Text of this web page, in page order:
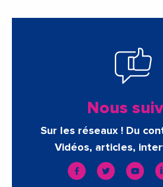
Nous
Sur les réseaux ! Du
Vidéos, articles,